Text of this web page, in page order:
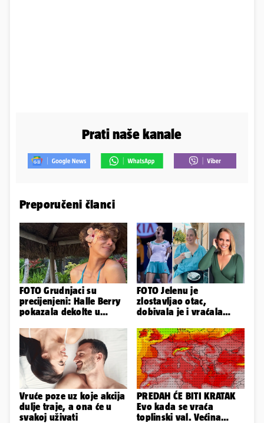
Prati naše kanale
Preporučeni članci
FOTO Grudnjaci su
precijenjeni: Halle Berry
pokazala dekolte u
haljinici
FOTO Jelenu je
zlostavljao otac,
dobivala je i vraćala
tukao šakama'
Vruće poze uz koje akcija
dulje traje, a ona će u
svakoj uživati
PREDAH ĆE BITI KRATAK
Evo kada se vraća
toplinski val. Većina